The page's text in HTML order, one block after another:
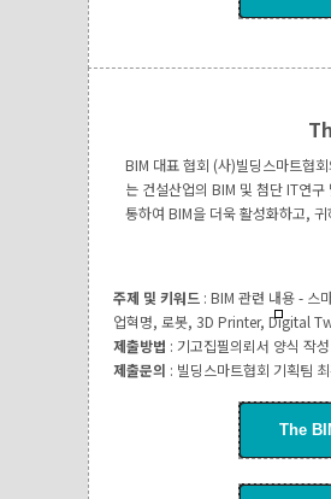
BIM 대표 협회 (사)빌딩스마트협
는 건설산업의 BIM 및 첨단 IT연
통하여 BIM을 더욱 활성화하고,
주제 및 키워드: BIM 관련 내용 - 스
업혁명, 로봇, 3D Printer, Digital
제출방법 : 기고집필의뢰서 양식
제출문의 : 빌딩스마트협회 기획팀
The